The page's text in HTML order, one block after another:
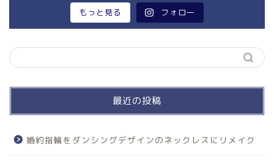
もっと見る フォロー
最近の投稿
婚約指輪をダンシングデザインのネックレスにリメイク